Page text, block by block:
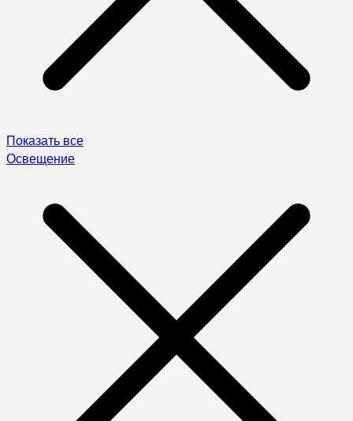
Показать все
Освещение